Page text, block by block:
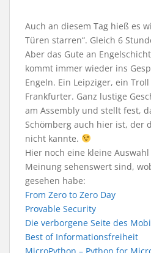
Auch an diesem Tag hieß es
Türen starren“. Gleich 6
Aber das Gute an
kommt immer wieder ins
Engeln. Ein Leipziger, ein
Frankfurter. Ganz lustige
am Assembly und stellt fest,
Schömberg auch hier ist, der
nicht kannte.
Hier noch eine kleine
Meinung sehenswert sind,
gesehen habe:
From Zero to Zero Day
Provable Security
Die verborgene Seite des
Best of Informationsfreiheit